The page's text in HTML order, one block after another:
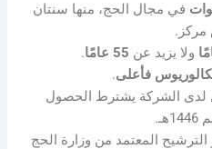
في مجال الحج، منها سنتان
مركز.
ولا يزيد عن 55 عامًا
.
فأعلى.
الشركة يشترط الحصول
الترشيح المعتمد من وزارة الحج